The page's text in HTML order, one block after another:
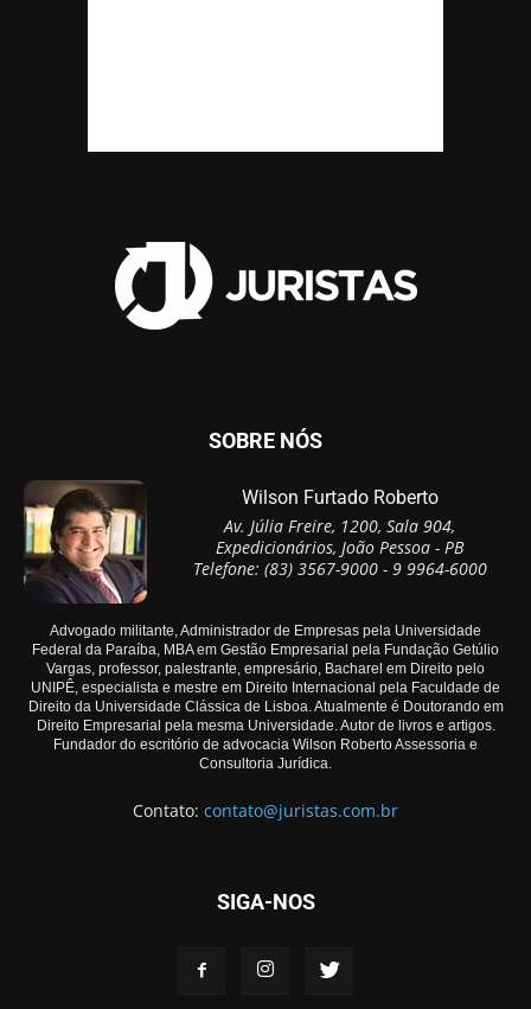
SOBRE NÓS
Wilson Furtado Roberto
Av. Júlia Freire, 1200, Sala 904,
Expedicionários, João Pessoa - PB
Telefone: (83) 3567-9000 - 9 9964-6000
Advogado militante, Administrador de Empresas pela Universidade
Federal da Paraíba, MBA em Gestão Empresarial pela Fundação Getúlio
Vargas, professor, palestrante, empresário, Bacharel em Direito pelo
UNIPÊ, especialista e mestre em Direito Internacional pela Faculdade de
Direito da Universidade Clássica de Lisboa. Atualmente é Doutorando em
Direito Empresarial pela mesma Universidade. Autor de livros e artigos.
Fundador do escritório de advocacia Wilson Roberto Assessoria e
Consultoria Jurídica.
Contato: contato@juristas.com.br
SIGA-NOS